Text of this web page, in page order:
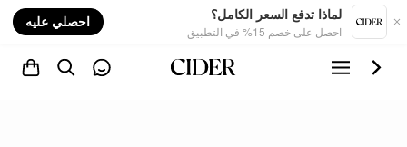
لماذا تدفع السعر الكامل؟
احصل على خصم 15% في التطبيق
احصلي عليه